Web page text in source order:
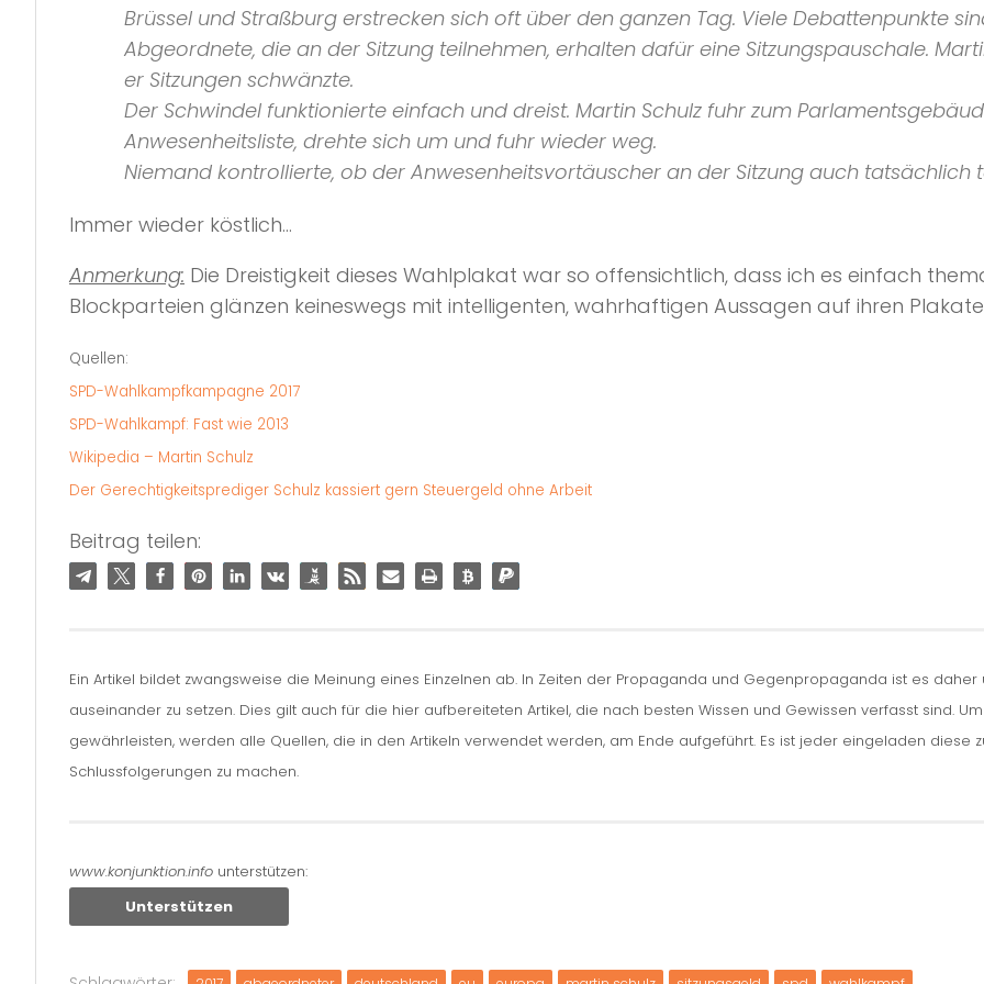
Brüssel und Straßburg erstrecken sich oft über den ganzen Tag. Viele Debattenpunkte
Abgeordnete, die an der Sitzung teilnehmen, erhalten dafür eine Sitzungspauschale.
er Sitzungen schwänzte.
Der Schwindel funktionierte einfach und dreist. Martin Schulz fuhr zum
Anwesenheitsliste, drehte sich um und fuhr wieder weg.
Niemand kontrollierte, ob der Anwesenheitsvortäuscher an der Sitzung auch tatsächlich
Immer wieder köstlich…
Anmerkung: Die Dreistigkeit dieses Wahlplakat war so offensichtlich, dass ich es einfach
Blockparteien glänzen keineswegs mit intelligenten, wahrhaftigen Aussagen auf ihren
Quellen:
SPD-Wahlkampfkampagne 2017
SPD-Wahlkampf: Fast wie 2013
Wikipedia – Martin Schulz
Der Gerechtigkeitsprediger Schulz kassiert gern Steuergeld ohne Arbeit
Beitrag teilen:
Ein Artikel bildet zwangsweise die Meinung eines Einzelnen ab. In Zeiten der Propaganda und Gegenpropaganda ist es
auseinander zu setzen. Dies gilt auch für die hier aufbereiteten Artikel, die nach besten Wissen und Gewissen verfasst sind.
gewährleisten, werden alle Quellen, die in den Artikeln verwendet werden, am Ende aufgeführt. Es ist jeder eingeladen
Schlussfolgerungen zu machen.
www.konjunktion.info unterstützen:
Unterstützen